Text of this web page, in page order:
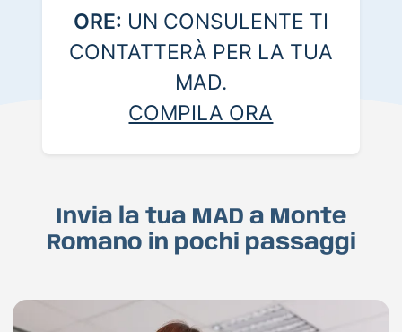
ORE: UN CONSULENTE TI
CONTATTERÀ PER LA TUA
MAD.
COMPILA ORA
Invia la tua MAD a Monte
Romano in pochi passaggi